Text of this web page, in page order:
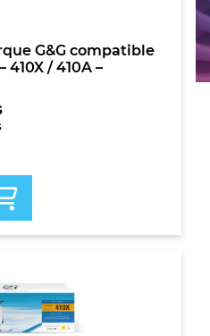
G&G compatible
410X / 410A –